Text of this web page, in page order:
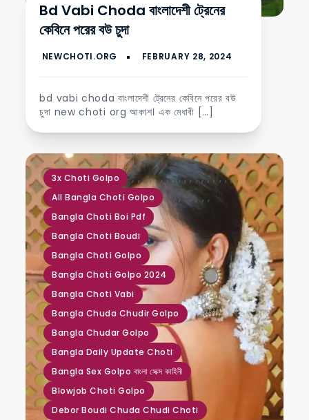
Bd Vabi Choda বাংলাদেশী ট্রেনের
কেবিনে পরের বউ চুদা
bd vabi choda বাংলাদেশী ট্রেনের কেবিনে পরের বউ
চুদা new choti org আকাশ। এক মেধাবী […]
3x Choti Golpo ,
All Bangla Choti Golpo
,
Bangla Choti Boi Pdf
,
Bangla Choti Boudi
,
Bangla Choti Golpo
,
Bangla Choti Golpo 2024
,
Bangla Choti Vabi
,
Bangla Chuda Chudir Golpo
,
Bangla Chudar Golpo
,
Bangla Daily Update Choti
,
Bangla Sex Golpo বাংলা সেক্স কাহিনী
,
Blowjob Choti Golpo
,
Debor Boudi Chuda Chudi Choti
,,, ,,,,
, ,, ,,,,,